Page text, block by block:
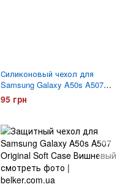
Силиконовый чехол для
Samsung Galaxy A50s A507
Belker Черный
95 грн